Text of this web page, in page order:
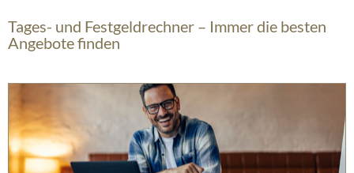
Tages- und Festgeldrechner – Immer die besten
Angebote finden